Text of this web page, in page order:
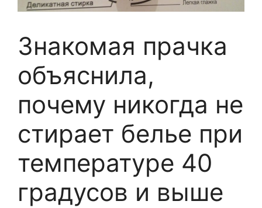
Знакомая прачка
объяснила,
почему никогда не
стирает белье при
температуре 40
градусов и выше